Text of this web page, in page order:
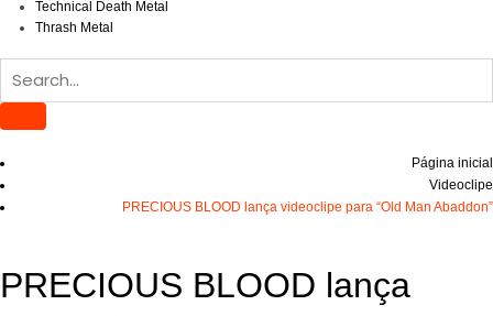
Technical Death Metal
Thrash Metal
Página inicial
Videoclipe
PRECIOUS BLOOD lança videoclipe para “Old Man Abaddon”
PRECIOUS BLOOD lança